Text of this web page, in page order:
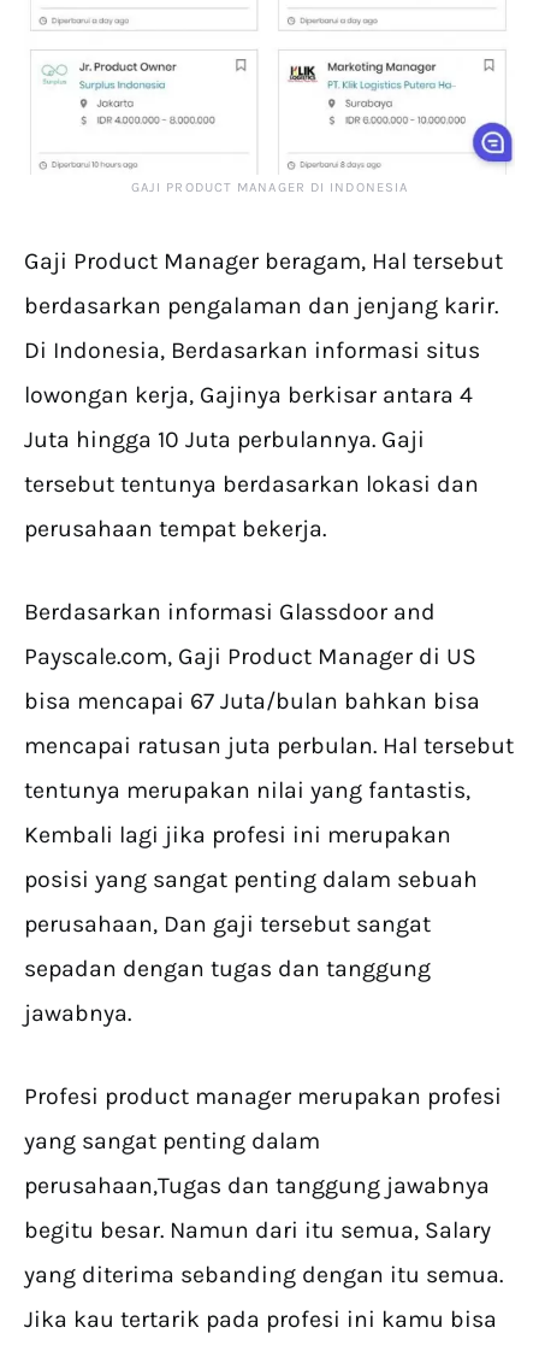
GAJI PRODUCT MANAGER DI INDONESIA
Gaji Product Manager beragam, Hal tersebut
berdasarkan pengalaman dan jenjang karir.
Di Indonesia, Berdasarkan informasi situs
lowongan kerja, Gajinya berkisar antara 4
Juta hingga 10 Juta perbulannya. Gaji
tersebut tentunya berdasarkan lokasi dan
perusahaan tempat bekerja.
Berdasarkan informasi Glassdoor and
Payscale.com, Gaji Product Manager di US
bisa mencapai 67 Juta/bulan bahkan bisa
mencapai ratusan juta perbulan. Hal tersebut
tentunya merupakan nilai yang fantastis,
Kembali lagi jika profesi ini merupakan
posisi yang sangat penting dalam sebuah
perusahaan, Dan gaji tersebut sangat
sepadan dengan tugas dan tanggung
jawabnya.
Profesi product manager merupakan profesi
yang sangat penting dalam
perusahaan,Tugas dan tanggung jawabnya
begitu besar. Namun dari itu semua, Salary
yang diterima sebanding dengan itu semua.
Jika kau tertarik pada profesi ini kamu bisa